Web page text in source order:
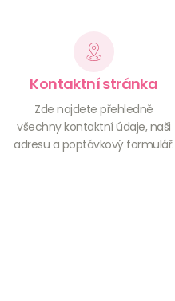
Kontaktní stránka
Zde najdete přehledně
všechny kontaktní údaje, naši
adresu a poptávkový formulář.